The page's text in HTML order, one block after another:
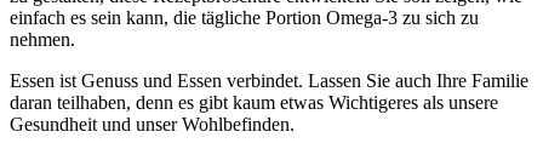
einfach es sein kann, die tägliche Portion Omega-3 zu sich zu
nehmen.
Essen ist Genuss und Essen verbindet. Lassen Sie auch Ihre Familie
daran teilhaben, denn es gibt kaum etwas Wichtigeres als unsere
Gesundheit und unser Wohlbefinden.